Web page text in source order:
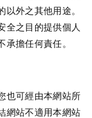
外之其他用途。
全之目的提供個人
擔任何責任。
也可經由本網站所
網站不適用本網站